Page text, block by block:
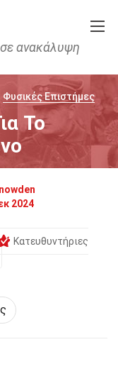
ανακάλυψη
Φυσικές Επιστήμες
Το
2024
Κατευθυντήριες